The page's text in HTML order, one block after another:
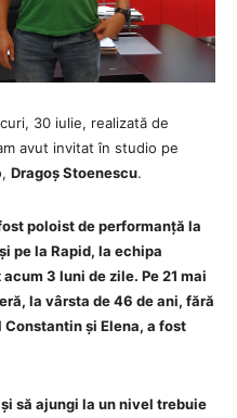
30 iulie, realizată de
avut invitat în studio pe
Dragoș Stoenescu.
poloist de performanță la
pe la Rapid, la echipa
3 luni de zile. Pe 21 mai
la vârsta de 46 de ani, fără
Constantin și Elena, a fost
să ajungi la un nivel trebuie